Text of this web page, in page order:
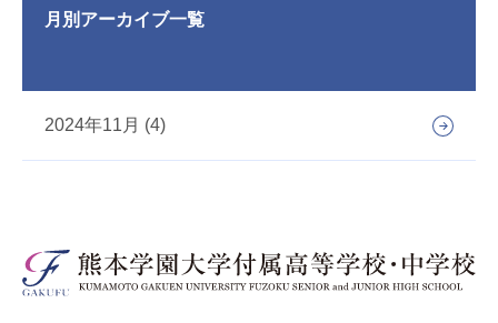
月別アーカイブ一覧
2024年11月 (4)